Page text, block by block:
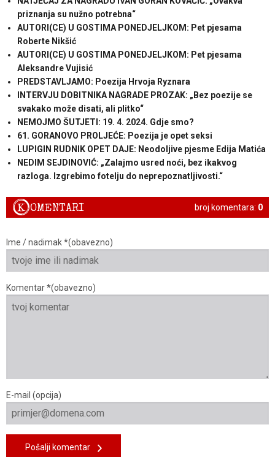
priznanja su nužno potrebna“
AUTORI(CE) U GOSTIMA PONEDJELJKOM: Pet pjesama
Roberte Nikšić
AUTORI(CE) U GOSTIMA PONEDJELJKOM: Pet pjesama
Aleksandre Vujisić
PREDSTAVLJAMO: Poezija Hrvoja Ryznara
INTERVJU DOBITNIKA NAGRADE PROZAK: „Bez poezije se
svakako može disati, ali plitko“
NEMOJMO ŠUTJETI: 19. 4. 2024. Gdje smo?
61. GORANOVO PROLJEĆE: Poezija je opet seksi
LUPIGIN RUDNIK OPET DAJE: Neodoljive pjesme Edija Matića
NEDIM SEJDINOVIĆ: „Zalajmo usred noći, bez ikakvog
razloga. Izgrebimo fotelju do neprepoznatljivosti.“
broj komentara: 0
KOMENTARI
Ime / nadimak *(obavezno)
Komentar *(obavezno)
E-mail (opcija)
Pošalji komentar